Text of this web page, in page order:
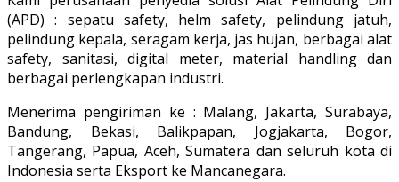
(APD) : sepatu safety, helm safety, pelindung jatuh,
pelindung kepala, seragam kerja, jas hujan, berbagai alat
safety, sanitasi, digital meter, material handling dan
berbagai perlengkapan industri.
Menerima pengiriman ke : Malang, Jakarta, Surabaya,
Bandung, Bekasi, Balikpapan, Jogjakarta, Bogor,
Tangerang, Papua, Aceh, Sumatera dan seluruh kota di
Indonesia serta Eksport ke Mancanegara.